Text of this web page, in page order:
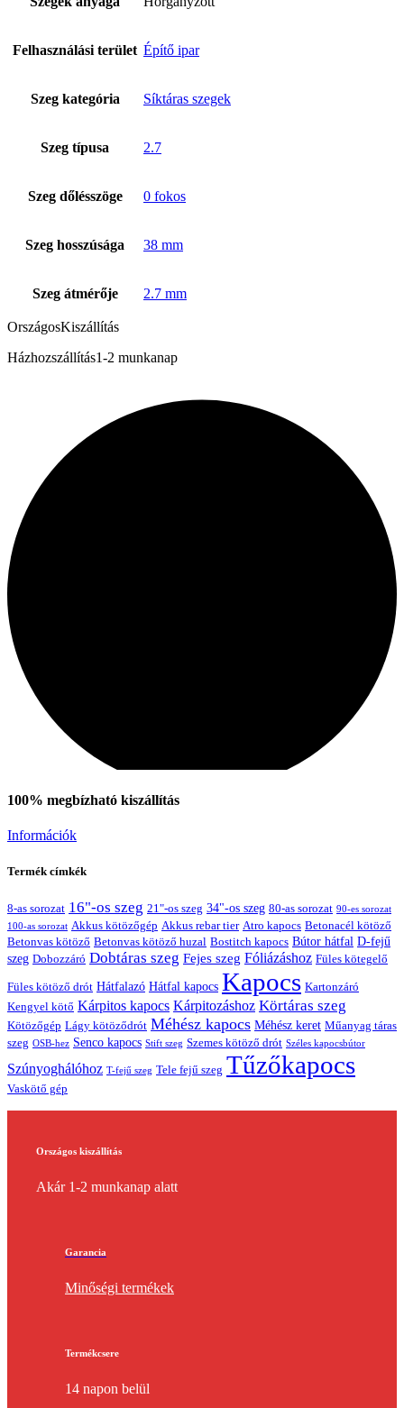
Felhasználási terület Építő ipar
Szeg kategória Síktáras szegek
Szeg típusa 2.7
Szeg dőlésszöge 0 fokos
Szeg hosszúsága 38 mm
Szeg átmérője 2.7 mm
OrszágosKiszállítás
Házhozszállítás1-2 munkanap
100% megbízható kiszállítás
Információk
Termék címkék
8-as sorozat 16"-os szeg 21"-os szeg 34"-os szeg 80-as sorozat 90-es sorozat
100-as sorozat Akkus kötözőgép Akkus rebar tier Atro kapocs Betonacél kötöző
Betonvas kötöző Betonvas kötöző huzal Bostitch kapocs Bútor hátfal D-fejű
szeg Dobozzáró Dobtáras szeg Fejes szeg Fóliázáshoz Füles kötegelő
Füles kötöző drót Hátfalazó Hátfal kapocs Kapocs Kartonzáró
Kengyel kötő Kárpitos kapocs Kárpitozáshoz Körtáras szeg
Kötözőgép Lágy kötöződrót Méhész kapocs Méhész keret Műanyag táras
szeg OSB-hez Senco kapocs Stift szeg Szemes kötöző drót Széles kapocsbútor
Szúnyoghálóhoz T-fejű szeg Tele fejű szeg Tűzőkapocs
Vaskötő gép
Országos kiszállítás
Akár 1-2 munkanap alatt
Garancia
Minőségi termékek
Termékcsere
14 napon belül